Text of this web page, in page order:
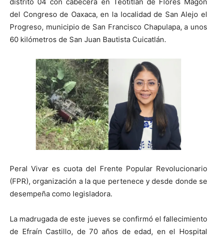
del Congreso de Oaxaca, en la localidad de San Alejo el
Progreso, municipio de San Francisco Chapulapa, a unos
60 kilómetros de San Juan Bautista Cuicatlán.
Peral Vivar es cuota del Frente Popular Revolucionario
(FPR), organización a la que pertenece y desde donde se
desempeña como legisladora.
La madrugada de este jueves se confirmó el fallecimiento
de Efraín Castillo, de 70 años de edad, en el Hospital